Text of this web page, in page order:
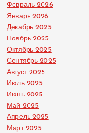
Февраль 2026
Январь 2026
Декабрь 2025
Ноябрь 2025
Октябрь 2025
Сентябрь 2025
Август 2025
Июль 2025
Июнь 2025
Май 2025
Апрель 2025
Март 2025